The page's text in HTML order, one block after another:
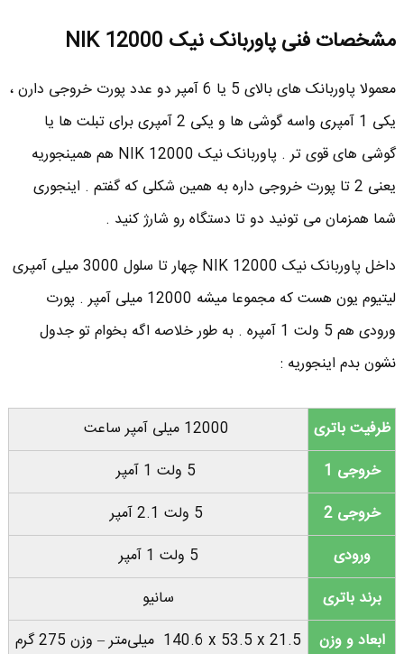
مشخصات فنی پاوربانک نیک NIK 12000
معمولا پاوربانک های بالای 5 یا 6 آمپر دو عدد پورت خروجی دارن ،
یکی 1 آمپری واسه گوشی ها و یکی 2 آمپری برای تبلت ها یا
گوشی های قوی تر . پاوربانک نیک NIK 12000 هم همینجوریه
یعنی 2 تا پورت خروجی داره به همین شکلی که گفتم . اینجوری
شما همزمان می تونید دو تا دستگاه رو شارژ کنید .
داخل پاوربانک نیک NIK 12000 چهار تا سلول 3000 میلی آمپری
لیتیوم یون هست که مجموعا میشه 12000 میلی آمپر . پورت
ورودی هم 5 ولت 1 آمپره . به طور خلاصه اگه بخوام تو جدول
نشون بدم اینجوریه :
ظرفیت باتری
خروجی 1
خروجی 2
5 ولت 2.1 آمپر
ورودی
5 ولت 1 آمپر
برند باتری
سانیو
ابعاد و وزن
‎140.6 x 53.5 x 21.5 میلی‌متر – وزن 275 گرم